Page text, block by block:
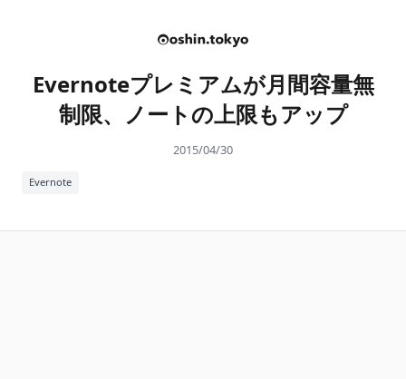
Evernoteプレミアムが月間容量無
制限、ノートの上限もアップ
2015/04/30
Evernote